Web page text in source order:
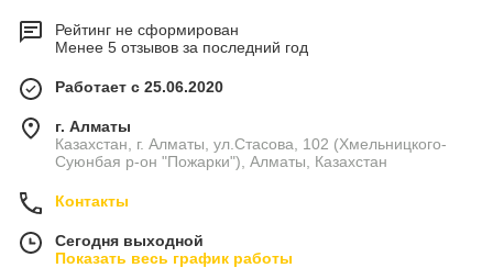
Рейтинг не сформирован
Менее 5 отзывов за последний год
Работает с 25.06.2020
г. Алматы
Казахстан, г. Алматы, ул.Стасова, 102 (Хмельницкого-
Суюнбая р-он "Пожарки"), Алматы, Казахстан
Контакты
Сегодня выходной
Показать весь график работы